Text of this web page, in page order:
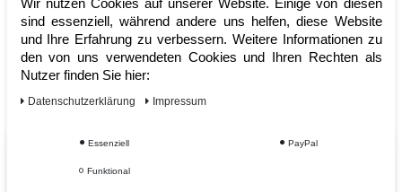
Sofort lieferbar
Kauf auf Rechnung
sind essenziell, während andere uns helfen, diese Website
und Ihre Erfahrung zu verbessern. Weitere Informationen zu
den von uns verwendeten Cookies und Ihren Rechten als
Nutzer finden Sie hier:
Daten­schutz­erklärung Impressum
Essenziell PayPal
Funktional